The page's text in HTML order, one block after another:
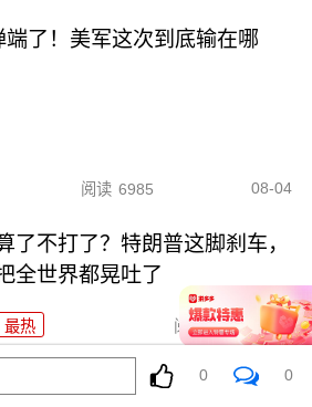
了！美军这次到底输在哪
阅读 6985 08-04
了不打了？特朗普这脚刹车，
全世界都晃吐了
最热 阅读 15713
寂，五枚金牌背后的终极真相
0 0